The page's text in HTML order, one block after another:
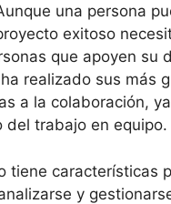
una persona
exitoso
que apoyen su
realizado sus más
a la colaboración,
del trabajo en equipo.
tiene características
y